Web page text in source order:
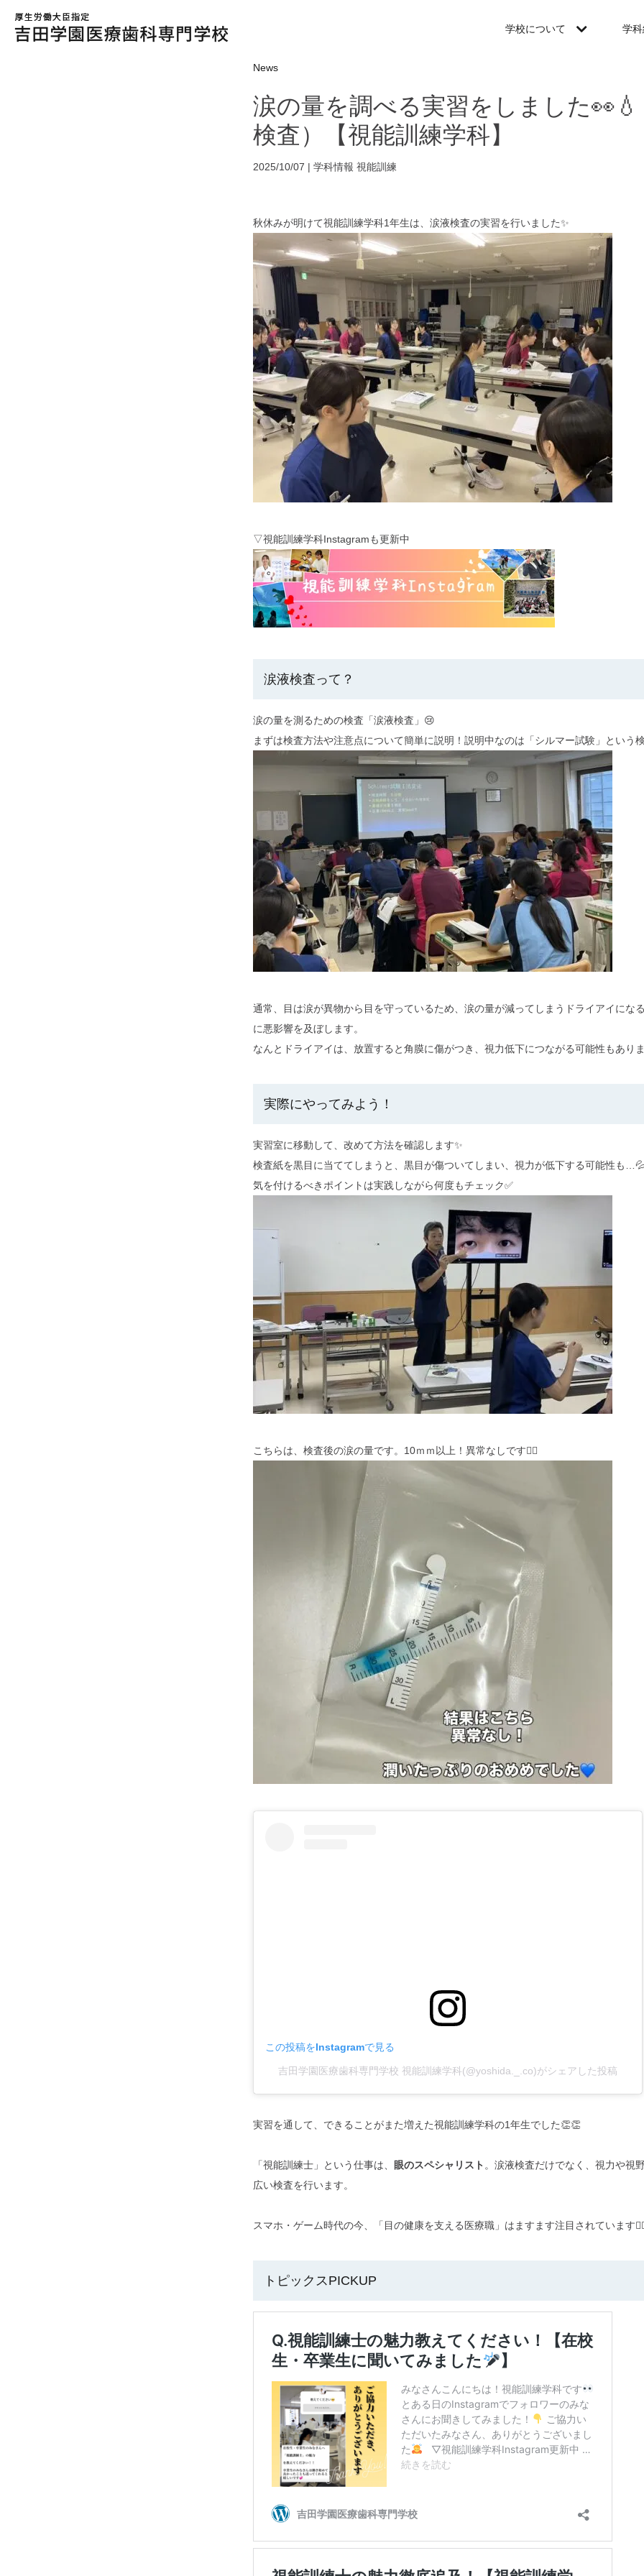
学校について 学
News
涙の量を調べる実習をしました👀💧
検査）【視能訓練学科】
2025/10/07 | 学科情報 視能訓練
秋休みが明けて視能訓練学科1年生は、涙液検査の実習を行いました✨
▽視能訓練学科Instagramも更新中
涙液検査って？
涙の量を測るための検査「涙液検査」😢
まずは検査方法や注意点について簡単に説明！説明中なのは「シルマー試験」という
通常、目は涙が異物から目を守っているため、涙の量が減ってしまうドライアイにな
に悪影響を及ぼします。
なんとドライアイは、放置すると角膜に傷がつき、視力低下につながる可能性もあり
実際にやってみよう！
実習室に移動して、改めて方法を確認します✨
検査紙を黒目に当ててしまうと、黒目が傷ついてしまい、視力が低下する可能性も…💦
気を付けるべきポイントは実践しながら何度もチェック✅
こちらは、検査後の涙の量です。10ｍｍ以上！異常なしです🙆‍♀️
この投稿をInstagramで見る
吉田学園医療歯科専門学校 視能訓練学科(@yoshida._.co)がシェアした投稿
実習を通して、できることがまた増えた視能訓練学科の1年生でした👏👏
「視能訓練士」という仕事は、 眼のスペシャリスト 。涙液検査だけでなく、視力や視
広い検査を行います。
スマホ・ゲーム時代の今、「目の健康を支える医療職」はますます注目されています
トピックスPICKUP